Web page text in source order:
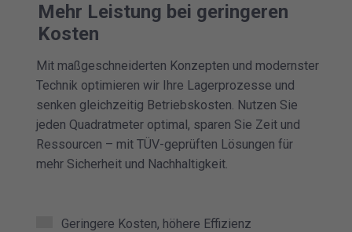
Mehr Leistung bei geringeren
Kosten
Mit maßgeschneiderten Konzepten und modernster
Technik optimieren wir Ihre Lagerprozesse und
senken gleichzeitig Betriebskosten. Nutzen Sie
jeden Quadratmeter optimal, sparen Sie Zeit und
Ressourcen – mit TÜV-geprüften Lösungen für
mehr Sicherheit und Nachhaltigkeit.
Geringere Kosten, höhere Effizienz